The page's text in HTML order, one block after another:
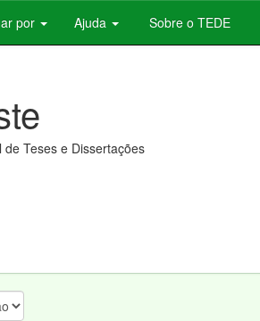
por Ajuda Sobre o TEDE
de Teses e Dissertações